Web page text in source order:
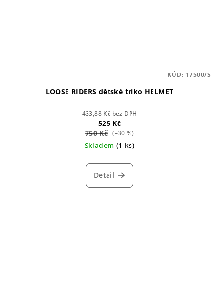
LOOSE RIDERS dětské triko HELMET
433,88 Kč bez DPH
525 Kč
750 Kč (–30 %)
Skladem (1 ks)
Detail
KÓD: 17500/S